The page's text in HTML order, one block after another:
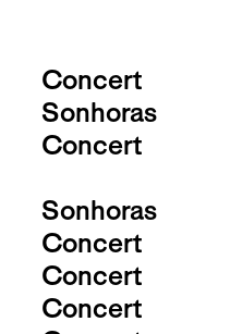
Concert
Sonhoras
Concert
Sonhoras
Concert
Concert
Concert